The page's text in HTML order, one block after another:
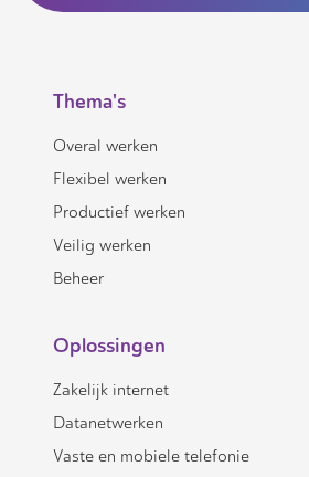
Thema's
Overal werken
Flexibel werken
Productief werken
Veilig werken
Beheer
Oplossingen
Zakelijk internet
Datanetwerken
Vaste en mobiele telefonie